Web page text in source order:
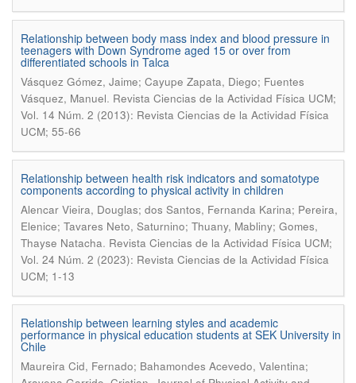
Relationship between body mass index and blood pressure in
teenagers with Down Syndrome aged 15 or over from
differentiated schools in Talca
Vásquez Gómez, Jaime; Cayupe Zapata, Diego; Fuentes
Vásquez, Manuel. Revista Ciencias de la Actividad Física UCM;
Vol. 14 Núm. 2 (2013): Revista Ciencias de la Actividad Física
UCM; 55-66
Relationship between health risk indicators and somatotype
components according to physical activity in children
Alencar Vieira, Douglas; dos Santos, Fernanda Karina; Pereira,
Elenice; Tavares Neto, Saturnino; Thuany, Mabliny; Gomes,
Thayse Natacha. Revista Ciencias de la Actividad Física UCM;
Vol. 24 Núm. 2 (2023): Revista Ciencias de la Actividad Física
UCM; 1-13
Relationship between learning styles and academic
performance in physical education students at SEK University in
Chile
Maureira Cid, Fernado; Bahamondes Acevedo, Valentina;